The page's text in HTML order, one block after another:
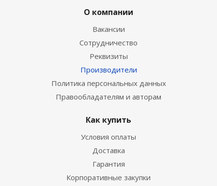
О компании
Вакансии
Сотрудничество
Реквизиты
Производители
Политика персональных данных
Правообладателям и авторам
Как купить
Условия оплаты
Доставка
Гарантия
Корпоративные закупки